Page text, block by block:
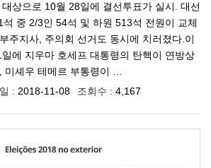
상으로 10월 28일에 결선투표가 실시. 대선
중 2/3인 54석 및 하원 513석 전원이 교체
주지사, 주의회 선거도 동시에 치러졌다.이
에 지우마 호세프 대통령의 탄핵이 연방상
미셰우 테메르 부통령이 …
: 2018-11-08 조회수 : 4,167